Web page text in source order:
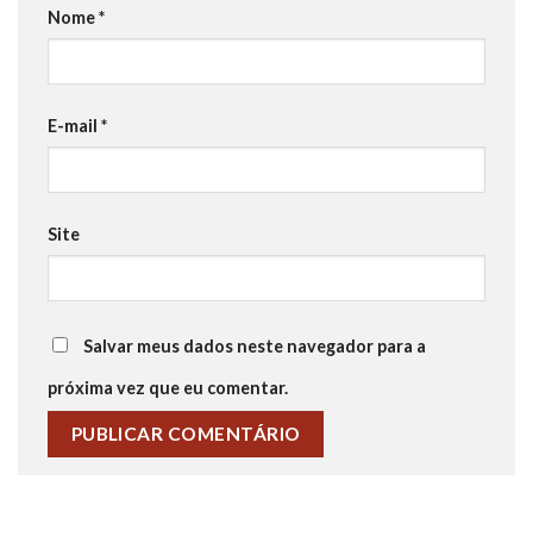
Nome*
E-mail *
Site
Salvar meus dados neste navegador para a
próxima vez que eu comentar.